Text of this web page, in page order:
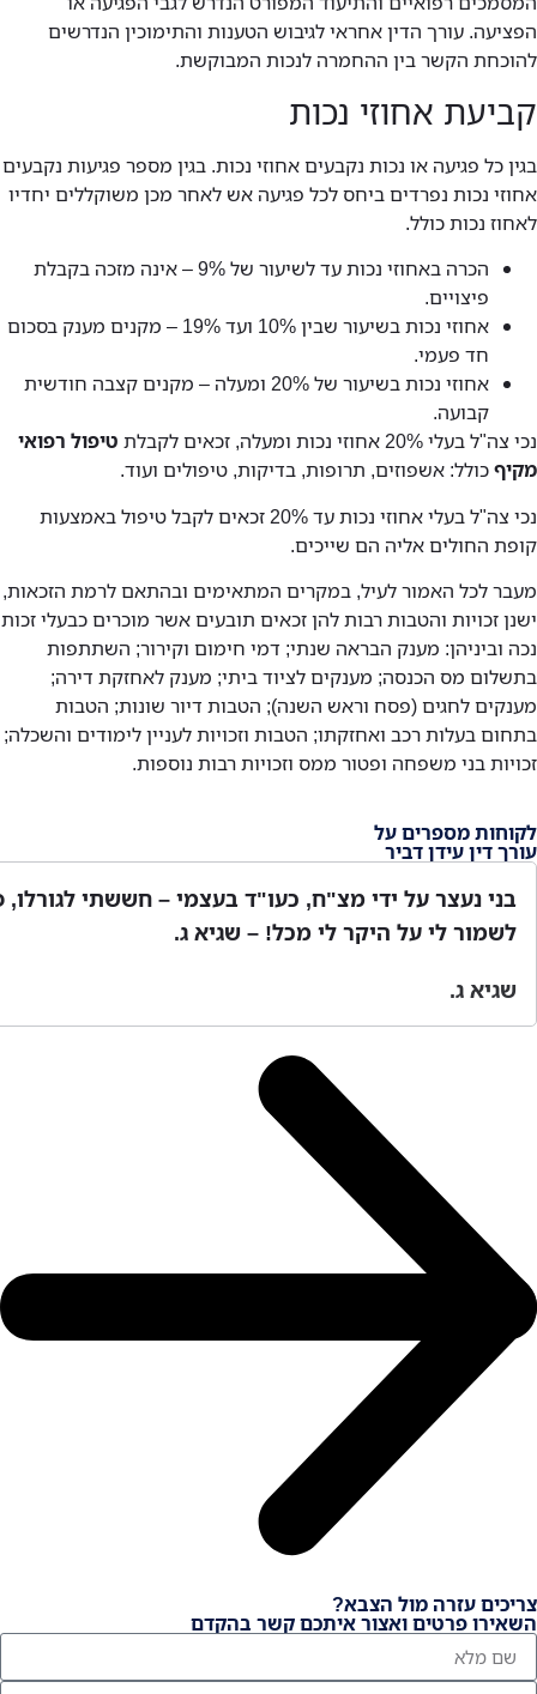
הפציעה. עורך הדין אחראי לגיבוש הטענות והתימוכין הנדרשים
להוכחת הקשר בין ההחמרה לנכות המבוקשת.
קביעת אחוזי נכות
בגין כל פגיעה או נכות נקבעים אחוזי נכות. בגין מספר פגיעות נקבעים
אחוזי נכות נפרדים ביחס לכל פגיעה אש לאחר מכן משוקללים יחדיו
לאחוז נכות כולל.
הכרה באחוזי נכות עד לשיעור של 9% – אינה מזכה בקבלת
פיצויים.
אחוזי נכות בשיעור שבין 10% ועד 19% – מקנים מענק בסכום
חד פעמי.
אחוזי נכות בשיעור של 20% ומעלה – מקנים קצבה חודשית
קבועה.
נכי צה"ל בעלי 20% אחוזי נכות ומעלה, זכאים לקבלת
טיפול רפואי
מקיףכולל: אשפוזים, תרופות, בדיקות, טיפולים ועוד.
נכי צה"ל בעלי אחוזי נכות עד 20% זכאים לקבל טיפול באמצעות
קופת החולים אליה הם שייכים.
מעבר לכל האמור לעיל, במקרים המתאימים ובהתאם לרמת הזכאות,
ישנן זכויות והטבות רבות להן זכאים תובעים אשר מוכרים כבעלי זכות
נכה וביניהן: מענק הבראה שנתי; דמי חימום וקירור; השתתפות
בתשלום מס הכנסה; מענקים לציוד ביתי; מענק לאחזקת דירה;
מענקים לחגים (פסח וראש השנה); הטבות דיור שונות; הטבות
בתחום בעלות רכב ואחזקתו; הטבות וזכויות לעניין לימודים והשכלה;
זכויות בני משפחה ופטור ממס וזכויות רבות נוספות.
לקוחות מספרים על
עורך דין עידן דביר
בני נעצר על ידי מצ"ח, כעו"ד בעצמי – חששתי לגורלו,
לשמור לי על היקר לי מכל! – שגיא ג.
שגיא ג.
צריכים עזרה מול הצבא?
השאירו פרטים ואצור איתכם קשר בהקדם